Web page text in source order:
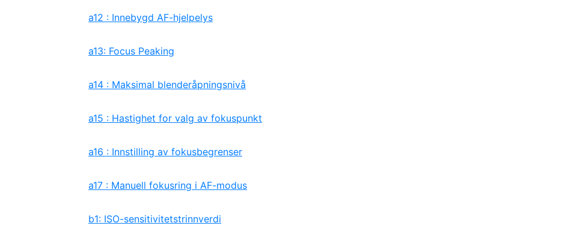
a12 : Innebygd AF-hjelpelys
a13: Focus Peaking
a14 : Maksimal blenderåpningsnivå
a15 : Hastighet for valg av fokuspunkt
a16 : Innstilling av fokusbegrenser
a17 : Manuell fokusring i AF-modus
b1: ISO-sensitivitetstrinnverdi